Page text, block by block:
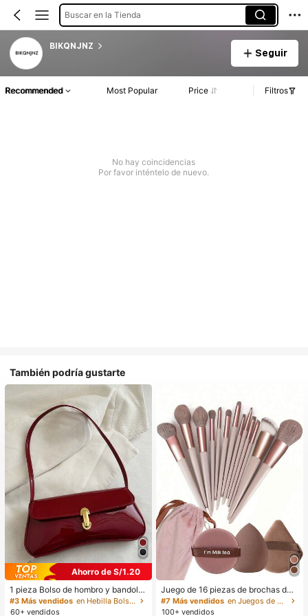
Buscar en la Tienda
BIKQNJNZ
Seguir
Recommended Most Popular Price Filtros
No hay coincidencias
Por favor inténtelo de nuevo.
También podría gustarte
Ahorro de S/1.20
1 pieza Bolso de hombro y bandoler
a de cuero sintético aceitado retro
para mujer, adecuado para citas, sa
#3 Más vendidos
en Hebilla Bolsos De Hombro De Mujer
60+ vendidos
Juego de 16 piezas de brochas de
maquillaje que incluye 13 brochas
de maquillaje, 1 esponja de maquill
#7 Más vendidos
en Juegos de brochas de maquillaje Juegos De Pince
100+ vendidos